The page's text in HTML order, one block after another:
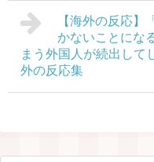
【海外の反応】
かないことにな
まう外国人が続出し
外の反応集